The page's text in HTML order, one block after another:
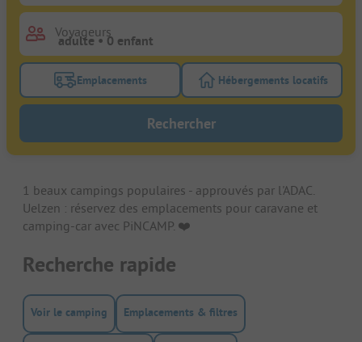
Voyageurs
Activez le bouton de filtre emplacements pour
Emplacements Activez le bouton
Hébergements locatifs
Rechercher
1 beaux campings populaires - approuvés par l'ADAC.
Uelzen : réservez des emplacements pour caravane et
camping-car avec PiNCAMP. ❤️️
Recherche rapide
Voir le camping Emplacements & filtres